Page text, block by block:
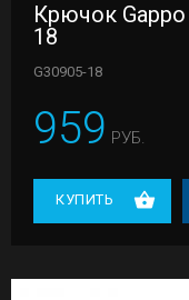
Крючок Gappo
18
G30905-18
959 РУБ.
КУПИТЬ